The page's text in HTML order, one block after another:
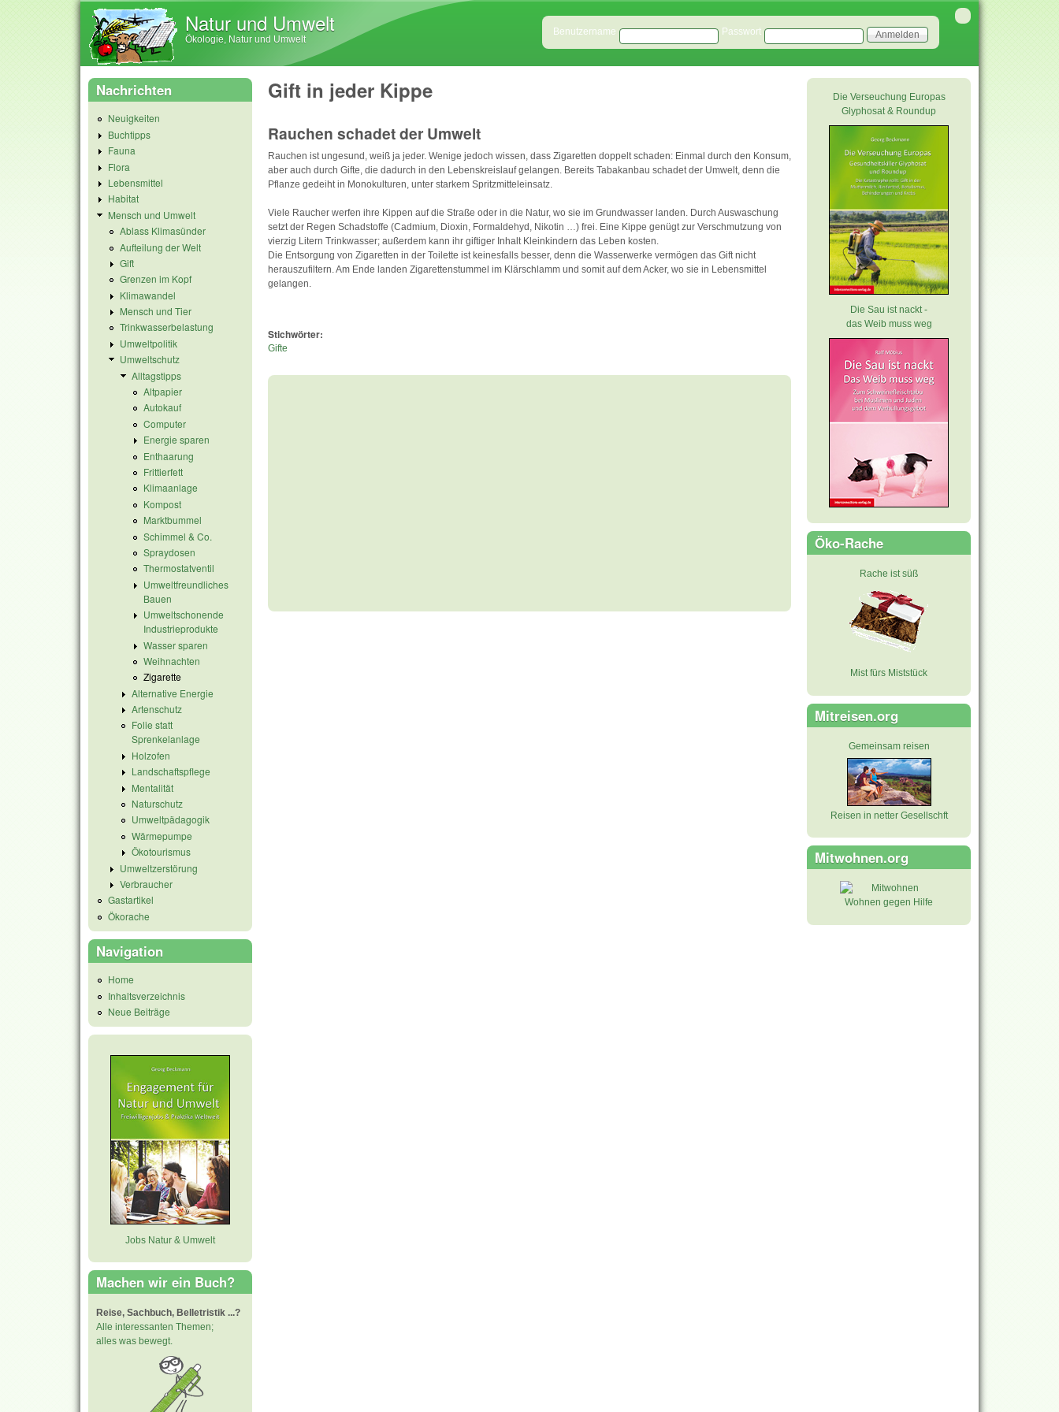
Natur und Umwelt
Ökologie, Natur und Umwelt
Benutzeranmeldung
Benutzername Passwort
Gift in jeder Kippe
Rauchen schadet der Umwelt
Rauchen ist ungesund, weiß ja jeder. Wenige jedoch wissen, dass Zigaretten doppelt schaden: Einmal durch den Konsum,
aber auch durch Gifte, die dadurch in den Lebenskreislauf gelangen. Bereits Tabakanbau schadet der Umwelt, denn die
Pflanze gedeiht in Monokulturen, unter starkem Spritzmitteleinsatz.
Viele Raucher werfen ihre Kippen auf die Straße oder in die Natur, wo sie im Grundwasser landen. Durch Auswaschung
setzt der Regen Schadstoffe (Cadmium, Dioxin, Formaldehyd, Nikotin …) frei. Eine Kippe genügt zur Verschmutzung von
vierzig Litern Trinkwasser; außerdem kann ihr giftiger Inhalt Kleinkindern das Leben kosten.
Die Entsorgung von Zigaretten in der Toilette ist keinesfalls besser, denn die Wasserwerke vermögen das Gift nicht
herauszufiltern. Am Ende landen Zigarettenstummel im Klärschlamm und somit auf dem Acker, wo sie in Lebensmittel
gelangen.
Stichwörter:
Gifte
Nachrichten
Neuigkeiten
Buchtipps
Fauna
Flora
Lebensmittel
Habitat
Mensch und Umwelt
Ablass Klimasünder
Aufteilung der Welt
Gift
Grenzen im Kopf
Klimawandel
Mensch und Tier
Trinkwasserbelastung
Umweltpolitik
Umweltschutz
Alltagstipps
Altpapier
Autokauf
Computer
Energie sparen
Enthaarung
Frittierfett
Klimaanlage
Kompost
Marktbummel
Schimmel & Co.
Spraydosen
Thermostatventil
Umweltfreundliches
Bauen
Umweltschonende
Industrieprodukte
Wasser sparen
Weihnachten
Zigarette
Alternative Energie
Artenschutz
Folie statt
Sprenkelanlage
Holzofen
Landschaftspflege
Mentalität
Naturschutz
Umweltpädagogik
Wärmepumpe
Ökotourismus
Umweltzerstörung
Verbraucher
Gastartikel
Ökorache
Navigation
Home
Inhaltsverzeichnis
Neue Beiträge
Jobs Natur & Umwelt
Machen wir ein Buch?
Reise, Sachbuch, Belletristik ...?
Alle interessanten Themen;
alles was bewegt.
Die Verseuchung Europas
Glyphosat & Roundup
Die Sau ist nackt -
das Weib muss weg
Öko-Rache
Rache ist süß
Mist fürs Miststück
Mitreisen.org
Gemeinsam reisen
Reisen in netter Gesellschft
Mitwohnen.org
Wohnen gegen Hilfe